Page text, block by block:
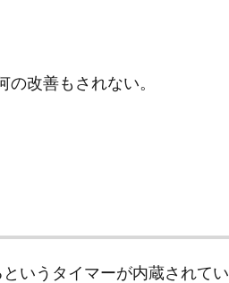
改善もされない。
いうタイマーが内蔵されてい